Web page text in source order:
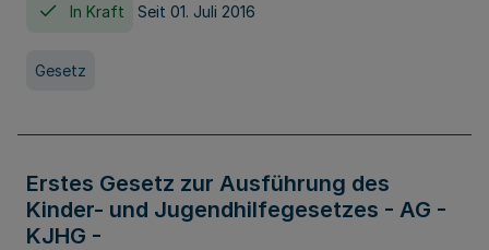
In Kraft Seit 01. Juli 2016
Gesetz
Erstes Gesetz zur Ausführung des
Kinder- und Jugendhilfegesetzes - AG -
KJHG -